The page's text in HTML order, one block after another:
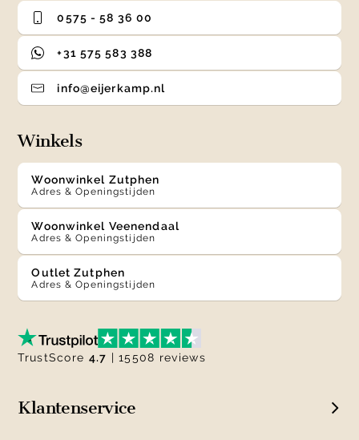
0575 - 58 36 00
+31 575 583 388
info@eijerkamp.nl
Winkels
Woonwinkel Zutphen
Adres & Openingstijden
Woonwinkel Veenendaal
Adres & Openingstijden
Outlet Zutphen
Adres & Openingstijden
Klantenservice
TrustScore 4.7 | 15508 reviews